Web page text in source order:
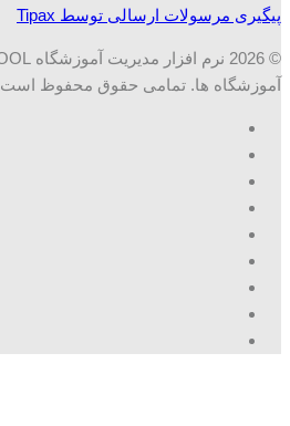
پیگیری مرسولات ارسالی توسط Tipax
آموزشگاه ها. تمامی حقوق محفوظ است